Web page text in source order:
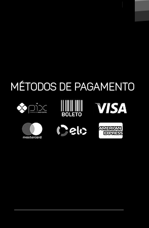
Preço
R$ 30,74
métodos de pagamento